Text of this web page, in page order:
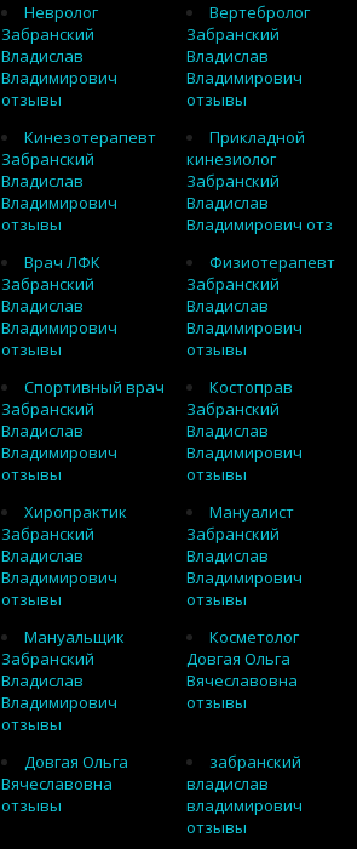
Невролог
Забранский
Владислав
Владимирович
отзывы
Вертебролог
Забранский
Владислав
Владимирович
отзывы
Кинезотерапевт
Забранский
Владислав
Владимирович
отзывы
Прикладной
кинезиолог
Забранский
Владислав
Владимирович отз
Врач ЛФК
Забранский
Владислав
Владимирович
отзывы
Физиотерапевт
Забранский
Владислав
Владимирович
отзывы
Спортивный врач
Забранский
Владислав
Владимирович
отзывы
Костоправ
Забранский
Владислав
Владимирович
отзывы
Хиропрактик
Забранский
Владислав
Владимирович
отзывы
Мануалист
Забранский
Владислав
Владимирович
отзывы
Мануальщик
Забранский
Владислав
Владимирович
отзывы
Косметолог
Довгая Ольга
Вячеславовна
отзывы
Довгая Ольга
Вячеславовна
отзывы
забранский
владислав
владимирович
отзывы